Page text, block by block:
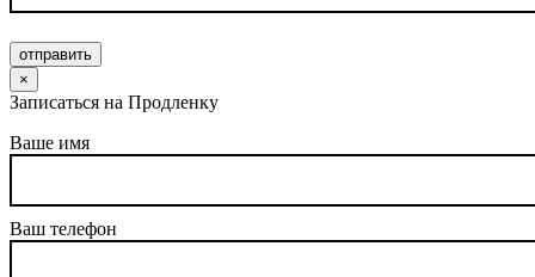
отправить
×
Записаться на Продленку
Ваше имя
Ваш телефон